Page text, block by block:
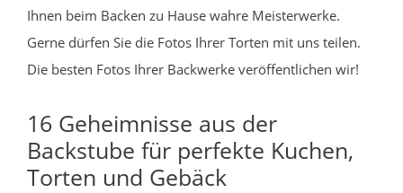
Ihnen beim Backen zu Hause wahre Meisterwerke.
Gerne dürfen Sie die Fotos Ihrer Torten mit uns teilen.
Die besten Fotos Ihrer Backwerke veröffentlichen wir!
16 Geheimnisse aus der
Backstube für perfekte Kuchen,
Torten und Gebäck